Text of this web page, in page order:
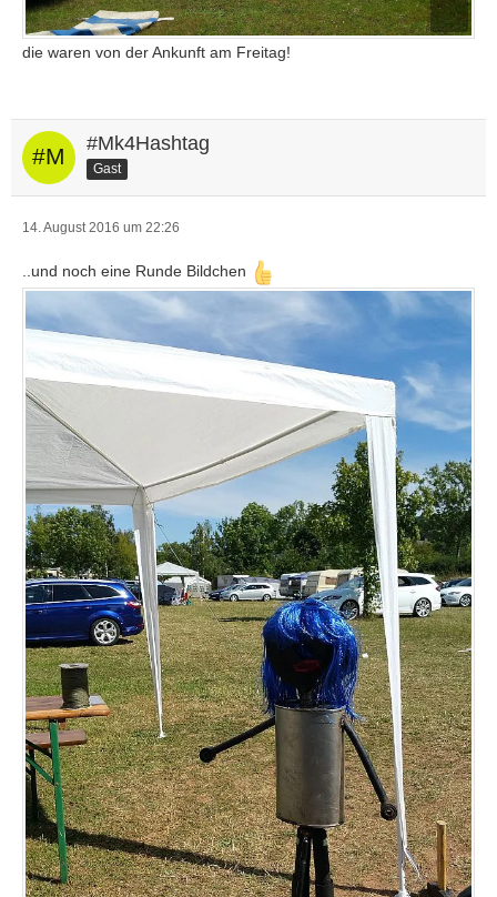
die waren von der Ankunft am Freitag!
#Mk4Hashtag
Gast
14. August 2016 um 22:26
..und noch eine Runde Bildchen